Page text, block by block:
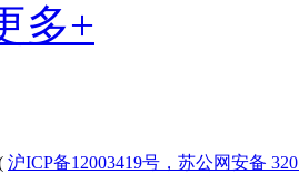
多+
沪ICP备12003419号，苏公网安备